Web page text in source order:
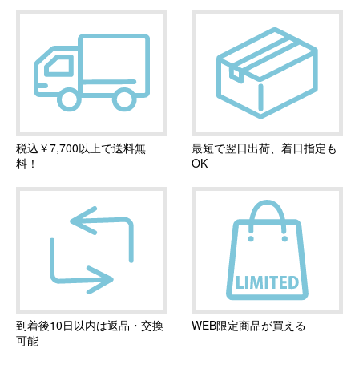
税込￥7,700以上で送料無
料！
最短で翌日出荷、着日指定も
OK
到着後10日以内は返品・交換
可能
WEB限定商品が買える